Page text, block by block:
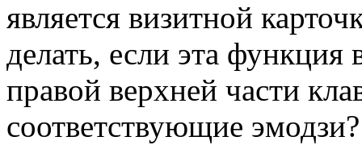
является визитной
делать, если эта функция
правой верхней части
соответствующие эмодзи?